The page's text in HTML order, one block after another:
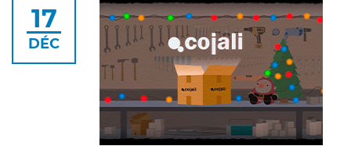
17
DÉC